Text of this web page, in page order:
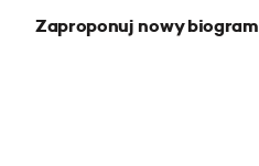
Zaproponuj nowy biogram